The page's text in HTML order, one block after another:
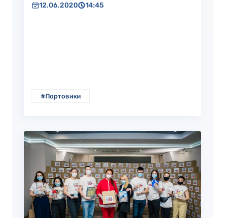
12.06.2020 14:45
#Портовики